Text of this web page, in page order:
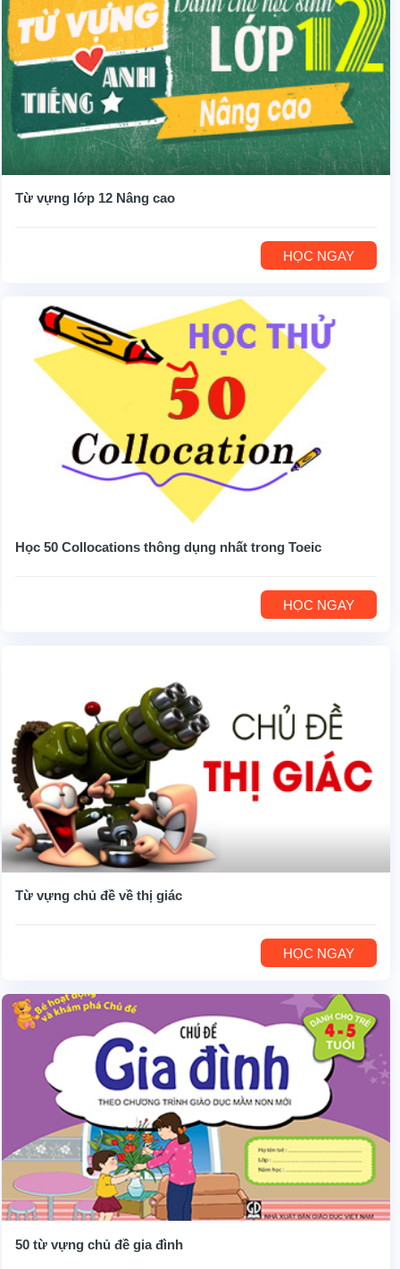
Từ vựng lớp 12 Nâng cao
HỌC NGAY
Học 50 Collocations thông dụng nhất trong Toeic
HỌC NGAY
Từ vựng chủ đề về thị giác
HỌC NGAY
50 từ vựng chủ đề gia đình